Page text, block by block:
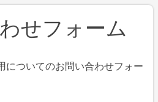
せフォーム
についてのお問い合わせフォー